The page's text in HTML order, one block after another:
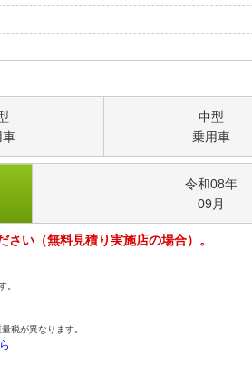
車
中型
乗用車
令和08年
09月
い（無料見積り実施店の場合）。
。
税が異なります。